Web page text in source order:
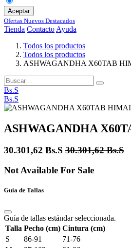
Aceptar
Ofertas Nuevos Destacados
Tienda Contacto Ayuda
Todos los productos
Todos los productos
ASHWAGANDHA X60TAB
Bs.S
Bs.S
ASHWAGANDHA
30.301,62 Bs.S 30.301,62Bs.S
Not Available For Sale
Guía de Tallas
Guía de tallas estándar seleccionada.
Talla Pecho (cm) Cintura (cm)
S
86-91
71-76